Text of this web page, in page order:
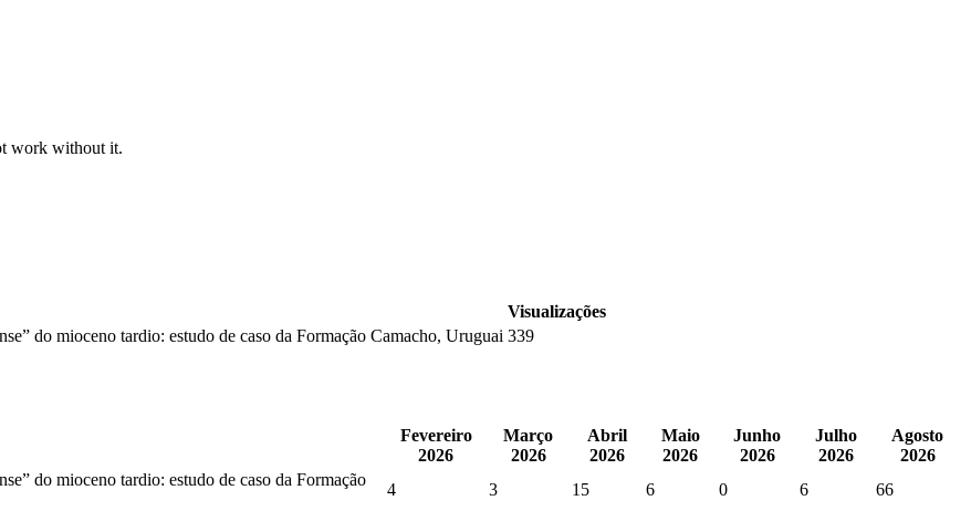
work without it.
Visualizações
do mioceno tardio: estudo de caso da Formação Camacho, Uruguai 339
Fevereiro
2026
Março
2026
Abril
2026
Maio
2026
Junho
2026
Julho
2026
Agosto
2026
do mioceno tardio: estudo de caso da Formação
4 3 15 6 0 6 66